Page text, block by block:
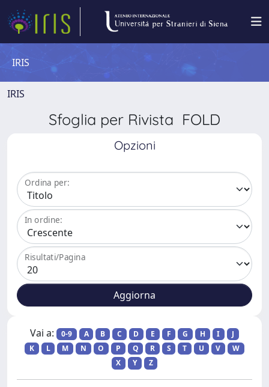
IRIS
IRIS
Sfoglia per Rivista FOLD
Opzioni
Ordina per:
In ordine:
Risultati/Pagina
Vai a: 0-9 A B C D E F G H I
J
K
L M N O P Q R S T U V
W
X
Y Z